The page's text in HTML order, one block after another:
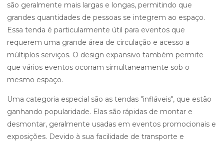
são geralmente mais largas e longas, permitindo que
grandes quantidades de pessoas se integrem ao espaço.
Essa tenda é particularmente útil para eventos que
requerem uma grande área de circulação e acesso a
múltiplos serviços. O design expansivo também permite
que vários eventos ocorram simultaneamente sob o
mesmo espaço.
Uma categoria especial são as tendas "infláveis", que estão
ganhando popularidade. Elas são rápidas de montar e
desmontar, geralmente usadas em eventos promocionais e
exposições. Devido à sua facilidade de transporte e